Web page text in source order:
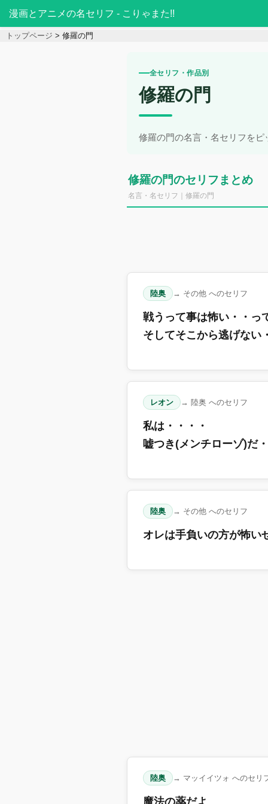
漫画とアニメの名セリフ - こりゃまた!!
トップページ 修羅の門
全セリフ・作品別
修羅の門
修羅の門の名言・名セリフを
修羅の門のセリフまとめ
名言・名セリフ｜修羅の門
陸奥 → その他 へのセリフ
戦うって事は怖い・・っ
そしてそこから逃げない
レオン → 陸奥 へのセリフ
私は・・・・
嘘つき(メンチローゾ)だ
陸奥 → その他 へのセリフ
オレは手負いの方が怖い
陸奥 → マッイイツォ へのセリ
魔法の薬だよ